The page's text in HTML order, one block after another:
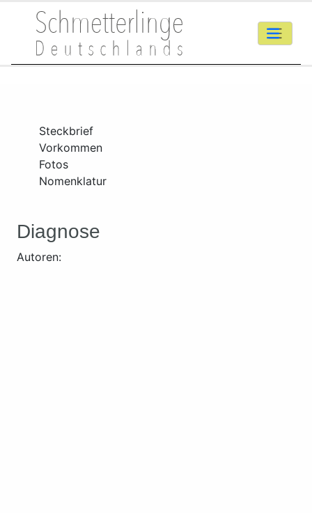
Steckbrief
Vorkommen
Fotos
Nomenklatur
Diagnose
Autoren: